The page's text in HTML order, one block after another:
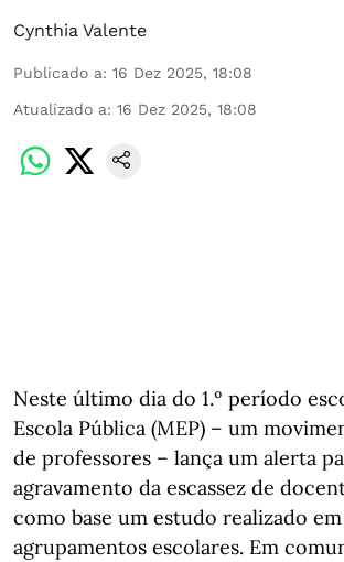
Cynthia Valente
Publicado a: 16 Dez 2025, 18:08
Atualizado a: 16 Dez 2025, 18:08
Neste último dia do 1.º período
Escola Pública (MEP) – um
de professores – lança um alerta
agravamento da escassez de
como base um estudo realizado
agrupamentos escolares. Em